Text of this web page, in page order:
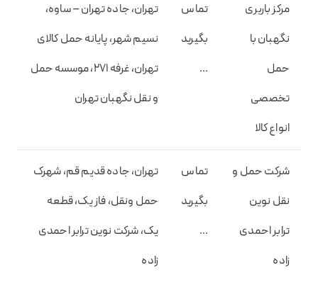
مرکز باربری
نگهبان با
حمل
تخصصی
انواع کالا
تماس
بگیرید
…
تهران، جاده تهران – ساوه،
نسیم شهر، پایانه حمل کالای
تهران، غرفه 271، موسسه حمل
و نقل نگهبان تهران
شرکت حمل و
نقل نوین
ترابر احمدی
زاده
تماس
بگیرید
…
تهران، جاده قدیم قم، شهرک
حمل ونقل، فاز یک، قطعه
یک، شرکت نوین ترابر احمدی
زاده